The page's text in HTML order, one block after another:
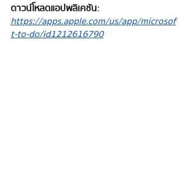
ดาวน์โหลดแอปพลิเคชัน:
https://apps.apple.com/us/app/microsof
t-to-do/id1212616790